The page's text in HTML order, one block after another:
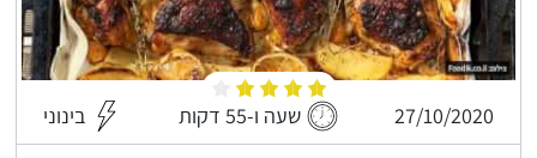
27/10/2020 שעה ו-55 דקות בינוני